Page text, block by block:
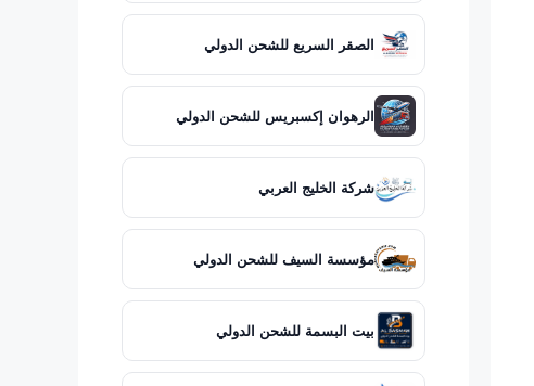
الصقر السريع للشحن الدولي
الرهوان إكسبريس للشحن الدولي
شركة الخليج العربي
مؤسسة السيف للشحن الدولي
بيت البسمة للشحن الدولي